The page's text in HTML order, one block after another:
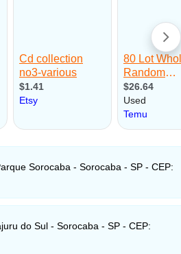
Sorocaba - Sorocaba - SP - CEP:
do Sul - Sorocaba - SP - CEP: